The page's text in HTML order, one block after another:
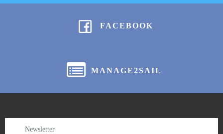
FACEBOOK
MANAGE2SAIL
Newsletter